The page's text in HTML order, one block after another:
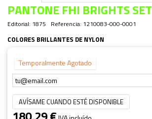
PANTONE FHI BRIGHTS SET
Editorial: 1875 Referencia: 1210083-000-0001
COLORES BRILLANTES DE NYLON
Temporalmente Agotado
AVÍSAME CUANDO ESTÉ DISPONIBLE